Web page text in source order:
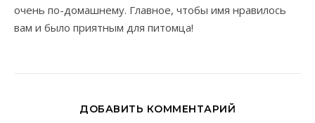
очень по-домашнему. Главное, чтобы имя нравилось
вам и было приятным для питомца!
ДОБАВИТЬ КОММЕНТАРИЙ